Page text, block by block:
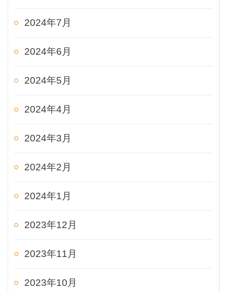
2024年7月
2024年6月
2024年5月
2024年4月
2024年3月
2024年2月
2024年1月
2023年12月
2023年11月
2023年10月